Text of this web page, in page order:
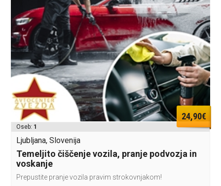
24,90€
Oseb: 1
Ljubljana, Slovenija
Temeljito čiščenje vozila, pranje podvozja in
voskanje
Prepustite pranje vozila pravim strokovnjakom!